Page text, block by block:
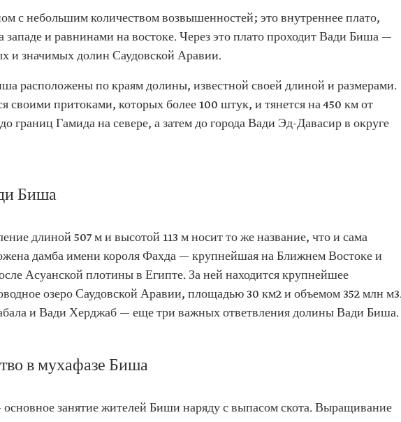
с небольшим количеством возвышенностей; это внутреннее плато,
западе и равнинами на востоке. Через это плато проходит Вади Биша —
и значимых долин Саудовской Аравии.
расположены по краям долины, известной своей длиной и размерами.
своими притоками, которых более 100 штук, и тянется на 450 км от
границ Гамида на севере, а затем до города Вади Эд-Давасир в округе
Биша
длиной 507 м и высотой 113 м носит то же название, что и сама
дамба имени короля Фахда — крупнейшая на Ближнем Востоке и
Асуанской плотины в Египте. За ней находится крупнейшее
озеро Саудовской Аравии, площадью 30 км2 и объемом 352 млн
и Вади Херджаб — еще три важных ответвления долины Вади Биша.
в мухафазе Биша
основное занятие жителей Биши наряду с выпасом скота. Выращивание